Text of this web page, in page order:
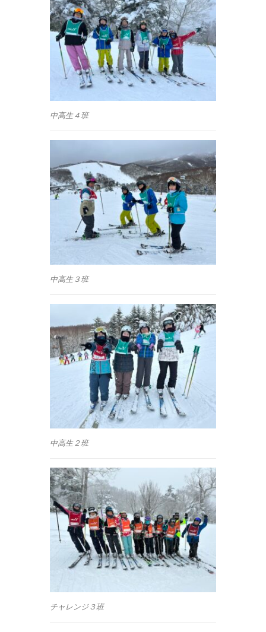
中高生４班
中高生３班
中高生２班
チャレンジ３班